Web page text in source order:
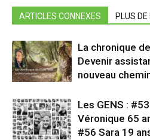
ARTICLES CONNEXES PLUS
La chronique
Devenir
nouveau
Les GENS :
Véronique 65
#56 Sara 19